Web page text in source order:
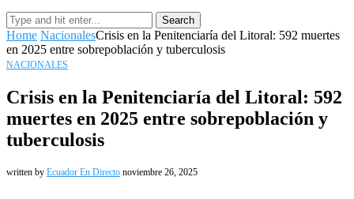
Search
Home NacionalesCrisis en la Penitenciaría del Litoral: 592 muertes
en 2025 entre sobrepoblación y tuberculosis
NACIONALES
Crisis en la Penitenciaría del Litoral: 592
muertes en 2025 entre sobrepoblación y
tuberculosis
written by Ecuador En Directo noviembre 26, 2025